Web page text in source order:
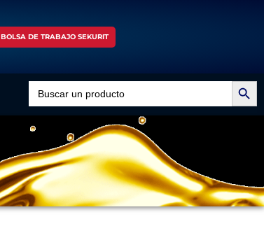
BOLSA DE TRABAJO SEKURIT
Search
for:
Search Button